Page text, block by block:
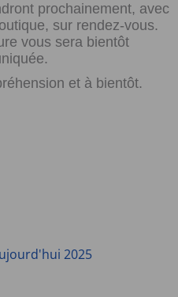
prochainement, avec
sur rendez-vous.
vous sera bientôt
et à bientôt.
2025